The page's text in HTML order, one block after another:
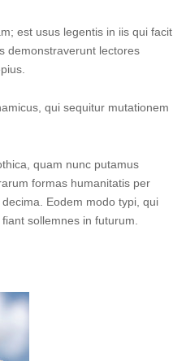
est usus legentis in iis qui facit
demonstraverunt lectores
qui sequitur mutationem
quam nunc putamus
formas humanitatis per
Eodem modo typi, qui
sollemnes in futurum.